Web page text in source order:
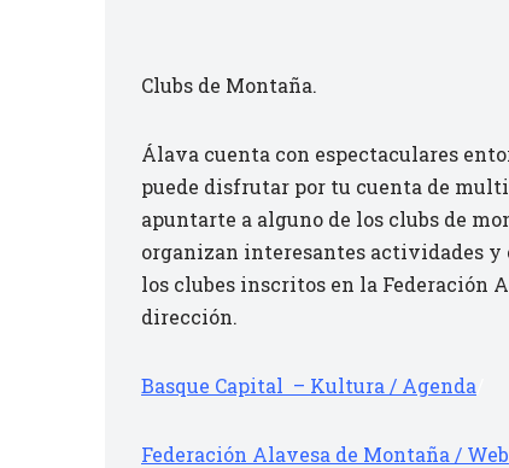
Clubs de Montaña.
Álava cuenta con espectaculares
puede disfrutar por tu cuenta de
apuntarte a alguno de los clubs de
organizan interesantes actividades y
los clubes inscritos en la Federación
dirección.
Basque Capital – Kultura / Agenda
Federación Alavesa de Montaña / Web